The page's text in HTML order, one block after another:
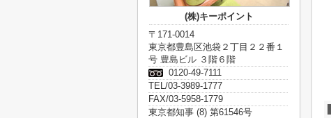
(株)キーポイント
〒171-0014
東京都豊島区池袋２丁目２２番１
号 豊島ビル ３階６階
0120-49-7111
TEL/03-3989-1777
FAX/03-5958-1779
東京都知事 (8) 第61546号